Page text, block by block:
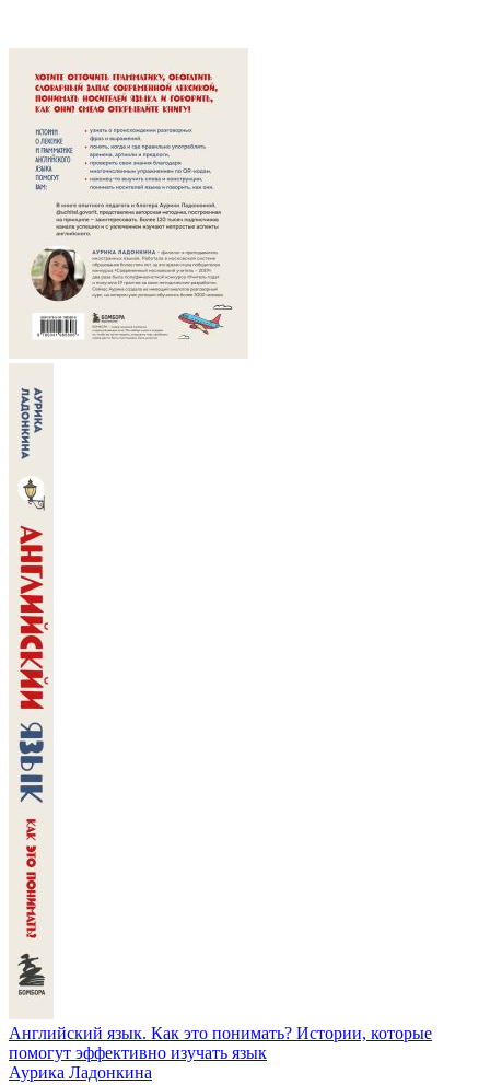
Английский язык. Как это понимать? Истории, которые
помогут эффективно изучать язык
Аурика Ладонкина